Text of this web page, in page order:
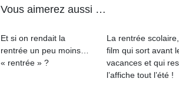
Vous aimerez aussi …
Et si on rendait la
rentrée un peu moins…
« rentrée » ?
La rentrée
film qui sort avant
vacances et qui
l’affiche tout l’été !